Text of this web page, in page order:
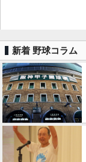
新着 野球コラム